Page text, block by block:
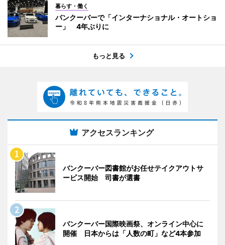
暮らす・働く
バンクーバーで「インターナショナル・オートショ
ー」 4年ぶりに
もっと見る
アクセスランキング
バンクーバー図書館がお任せテイクアウトサ
ービス開始 司書が選書
バンクーバー国際映画祭、オンライン中心に
開催 日本からは「人数の町」など4本参加